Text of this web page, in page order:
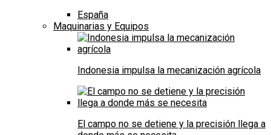
España
Maquinarias y Equipos
Indonesia impulsa la mecanización agrícola
El campo no se detiene y la precisión llega a